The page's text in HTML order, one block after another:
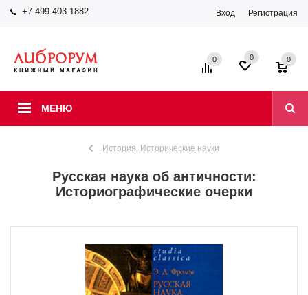
+7-499-403-1882 Вход Регистрация
МЕНЮ
0 0 0
История. Исторические науки
Русская наука об античности:
Историографические очерки